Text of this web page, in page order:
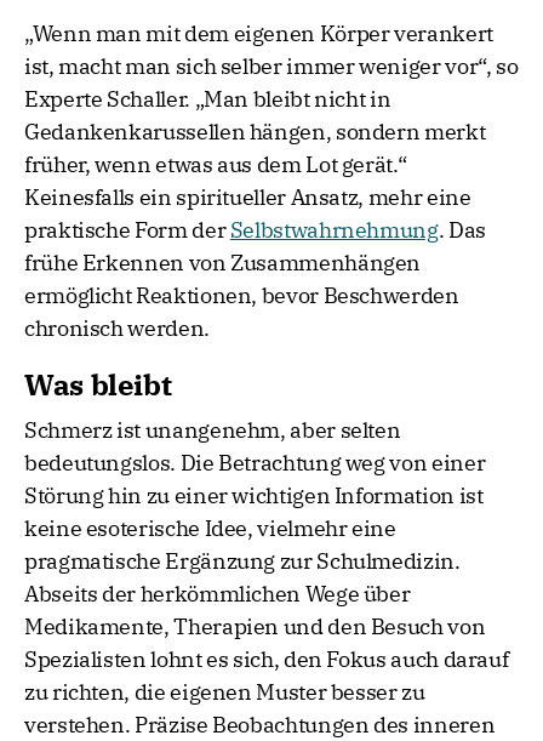
„Wenn man mit dem eigenen Körper verankert
ist, macht man sich selber immer weniger vor“, so
Experte Schaller. „Man bleibt nicht in
Gedankenkarussellen hängen, sondern merkt
früher, wenn etwas aus dem Lot gerät.“
Keinesfalls ein spiritueller Ansatz, mehr eine
praktische Form derSelbstwahrnehmung. Das
frühe Erkennen von Zusammenhängen
ermöglicht Reaktionen, bevor Beschwerden
chronisch werden.
Was bleibt
Schmerz ist unangenehm, aber selten
bedeutungslos. Die Betrachtung weg von einer
Störung hin zu einer wichtigen Information ist
keine esoterische Idee, vielmehr eine
pragmatische Ergänzung zur Schulmedizin.
Abseits der herkömmlichen Wege über
Medikamente, Therapien und den Besuch von
Spezialisten lohnt es sich, den Fokus auch darauf
zu richten, die eigenen Muster besser zu
verstehen. Präzise Beobachtungen des inneren